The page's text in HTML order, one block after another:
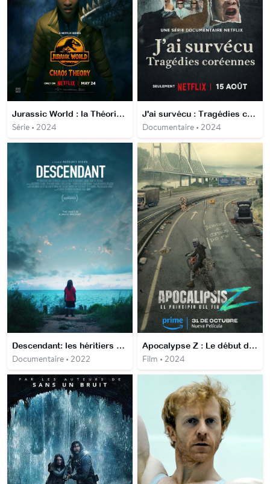
Jurassic World : la Théorie du chaos
Série • 2024
J'ai survécu : Tragédies coréennes
Documentaire • 2024
Descendant: les héritiers d'Africatown
Documentaire • 2022
Apocalypse Z : Le début de la fin
Film • 2024